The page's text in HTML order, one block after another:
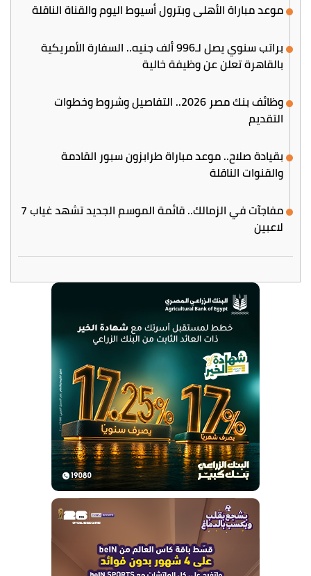
موعد مباراة الأهلي وبترول أسيوط اليوم والقناة الناقلة
براتب سنوي يصل لـ996 ألف جنيه.. السفارة الأمريكية
بالقاهرة تعلن عن وظيفة خالية
وظائف بنك مصر 2026.. التفاصيل وشروط وخطوات
التقديم
بقيادة صلاح.. موعد مباراة طرابزون سبور القادمة
والقنوات الناقلة
مفاجآت في الزمالك.. قائمة الموسم الجديد تشهد غياب 7
لاعبين